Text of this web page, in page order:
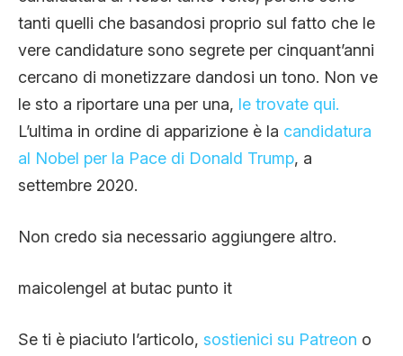
tanti quelli che basandosi proprio sul fatto che le
vere candidature sono segrete per cinquant’anni
cercano di monetizzare dandosi un tono. Non ve
le sto a riportare una per una, le trovate qui.
L’ultima in ordine di apparizione è la candidatura
al Nobel per la Pace di Donald Trump, a
settembre 2020.
Non credo sia necessario aggiungere altro.
maicolengel at butac punto it
Se ti è piaciuto l’articolo, sostienici su Patreon o